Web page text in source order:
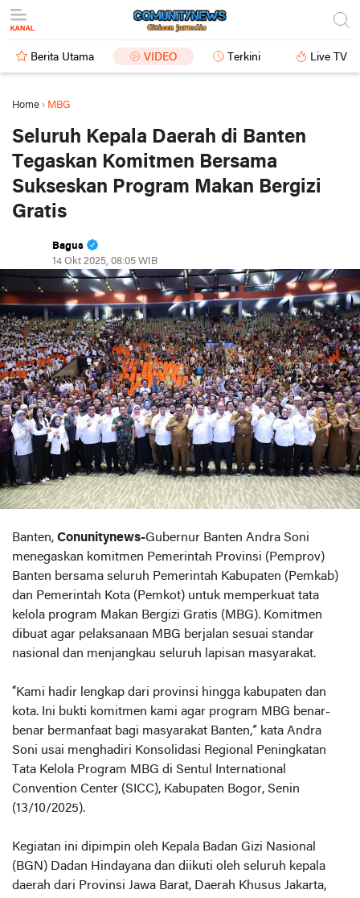
Berita Utama VIDEO Terkini Live TV
Home › MBG
Seluruh Kepala Daerah di Banten
Tegaskan Komitmen Bersama
Sukseskan Program Makan Bergizi
Gratis
Bagus
14 Okt 2025, 08:05 WIB
Banten, Conunitynews-Gubernur Banten Andra Soni
menegaskan komitmen Pemerintah Provinsi (Pemprov)
Banten bersama seluruh Pemerintah Kabupaten (Pemkab)
dan Pemerintah Kota (Pemkot) untuk memperkuat tata
kelola program Makan Bergizi Gratis (MBG). Komitmen
dibuat agar pelaksanaan MBG berjalan sesuai standar
nasional dan menjangkau seluruh lapisan masyarakat.
“Kami hadir lengkap dari provinsi hingga kabupaten dan
kota. Ini bukti komitmen kami agar program MBG benar-
benar bermanfaat bagi masyarakat Banten,” kata Andra
Soni usai menghadiri Konsolidasi Regional Peningkatan
Tata Kelola Program MBG di Sentul International
Convention Center (SICC), Kabupaten Bogor, Senin
(13/10/2025).
Kegiatan ini dipimpin oleh Kepala Badan Gizi Nasional
(BGN) Dadan Hindayana dan diikuti oleh seluruh kepala
daerah dari Provinsi Jawa Barat, Daerah Khusus Jakarta,